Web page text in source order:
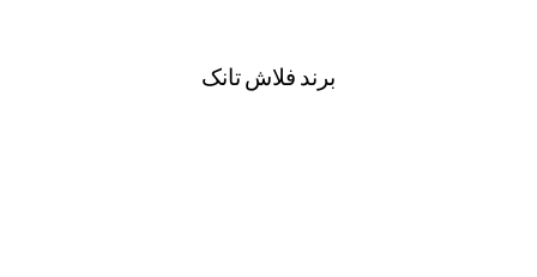
برند فلاش تانک